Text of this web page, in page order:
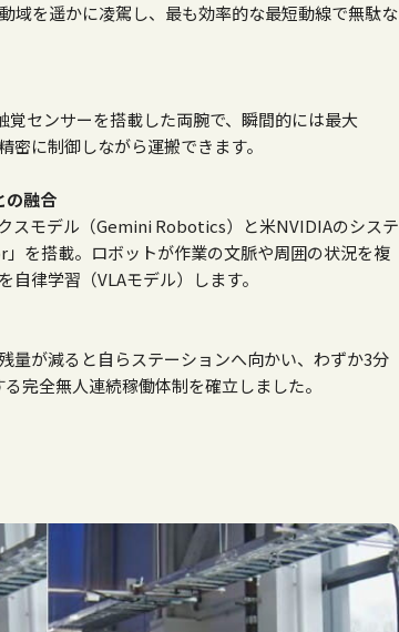
域を遥かに凌駕し、最も効率的な最短動線で無駄な
覚センサーを搭載した両腕で、瞬間的には最大
密に制御しながら運搬できます。
の融合
スモデル（Gemini Robotics）と米NVIDIAのシステ
を搭載。ロボットが作業の文脈や周囲の状況を複
律学習（VLAモデル）します。
量が減ると自らステーションへ向かい、わずか3分
完全無人連続稼働体制を確立しました。